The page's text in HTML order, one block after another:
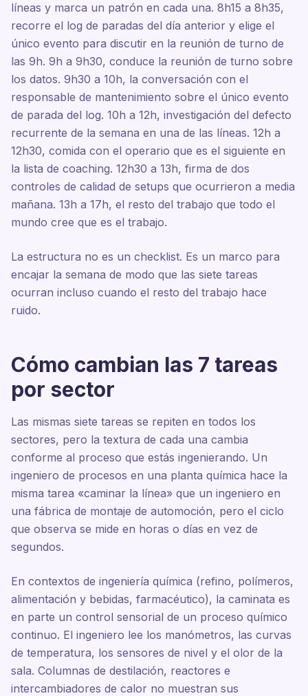
líneas y marca un patrón en cada una. 8h15 a 8h35,
recorre el log de paradas del día anterior y elige el
único evento para discutir en la reunión de turno de
las 9h. 9h a 9h30, conduce la reunión de turno sobre
los datos. 9h30 a 10h, la conversación con el
responsable de mantenimiento sobre el único evento
de parada del log. 10h a 12h, investigación del defecto
recurrente de la semana en una de las líneas. 12h a
12h30, comida con el operario que es el siguiente en
la lista de coaching. 12h30 a 13h, firma de dos
controles de calidad de setups que ocurrieron a media
mañana. 13h a 17h, el resto del trabajo que todo el
mundo cree que es el trabajo.
La estructura no es un checklist. Es un marco para
encajar la semana de modo que las siete tareas
ocurran incluso cuando el resto del trabajo hace
ruido.
Cómo cambian las 7 tareas
por sector
Las mismas siete tareas se repiten en todos los
sectores, pero la textura de cada una cambia
conforme al proceso que estás ingenierando. Un
ingeniero de procesos en una planta química hace la
misma tarea «caminar la línea» que un ingeniero en
una fábrica de montaje de automoción, pero el ciclo
que observa se mide en horas o días en vez de
segundos.
En contextos de ingeniería química (refino, polímeros,
alimentación y bebidas, farmacéutico), la caminata es
en parte un control sensorial de un proceso químico
continuo. El ingeniero lee los manómetros, las curvas
de temperatura, los sensores de nivel y el olor de la
sala. Columnas de destilación, reactores e
intercambiadores de calor no muestran sus